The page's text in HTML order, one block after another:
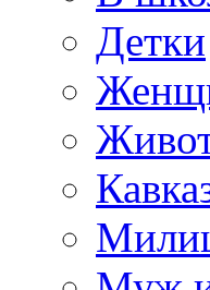
Детки